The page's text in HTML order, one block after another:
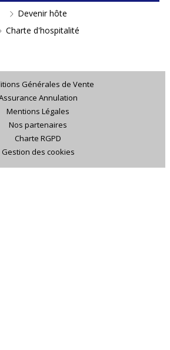
Devenir hôte
Charte d'hospitalité
Générales de Vente
Annulation
Mentions Légales
Nos partenaires
Charte RGPD
Gestion des cookies